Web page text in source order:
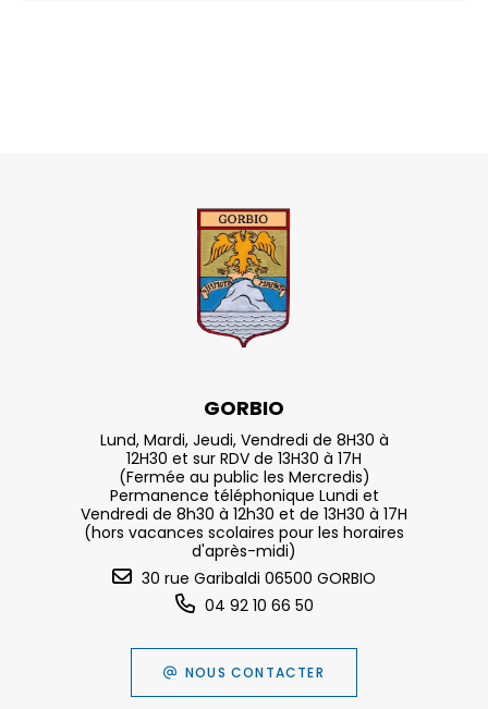
GORBIO
Lund, Mardi, Jeudi, Vendredi de 8H30 à
12H30 et sur RDV de 13H30 à 17H
(Fermée au public les Mercredis)
Permanence téléphonique Lundi et
Vendredi de 8h30 à 12h30 et de 13H30 à 17H
(hors vacances scolaires pour les horaires
d'après-midi)
30 rue Garibaldi 06500 GORBIO
04 92 10 66 50
NOUS CONTACTER